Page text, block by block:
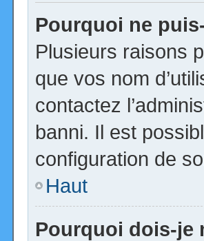
Pourquoi ne
Plusieurs raisons
que vos nom
contactez
banni. Il est
configuration de
Haut
Pourquoi dois-je